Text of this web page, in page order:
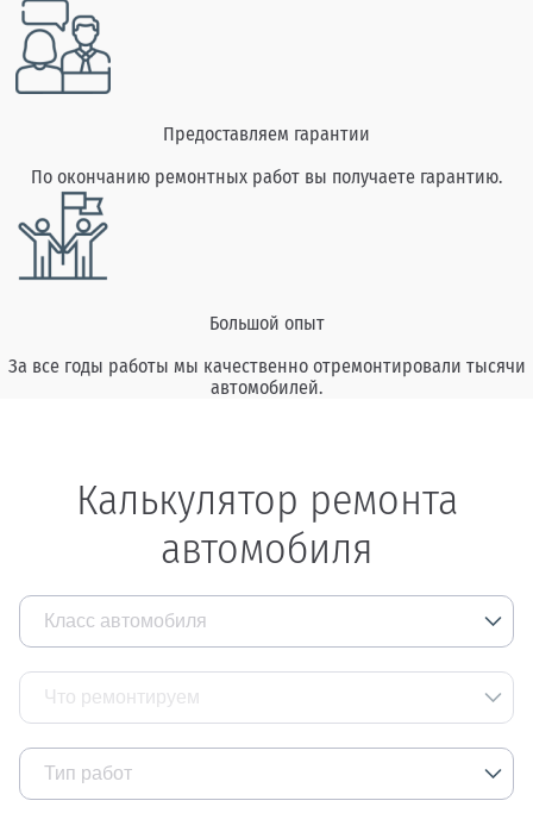
Предоставляем гарантии
По окончанию ремонтных работ вы получаете гарантию.
Большой опыт
За все годы работы мы качественно отремонтировали тысячи
автомобилей.
Калькулятор ремонта
автомобиля
Класс автомобиля
Что ремонтируем
Тип работ